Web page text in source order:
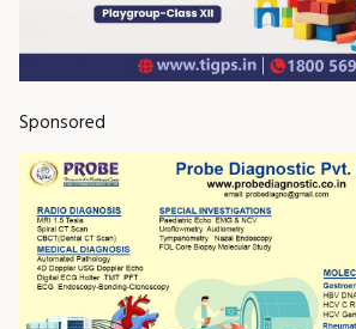
Sponsored